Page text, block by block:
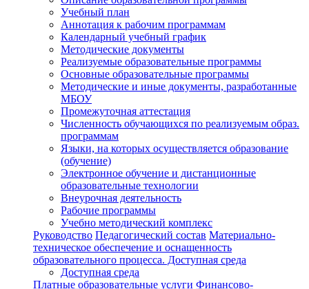
Учебный план
Аннотация к рабочим программам
Календарный учебный график
Методические документы
Реализуемые образовательные программы
Основные образовательные программы
Методические и иные документы, разработанные
МБОУ
Промежуточная аттестация
Численность обучающихся по реализуемым образ.
программам
Языки, на которых осуществляется образование
(обучение)
Электронное обучение и дистанционные
образовательные технологии
Внеурочная деятельность
Рабочие программы
Учебно методический комплекс
Руководство Педагогический состав Материально-
техническое обеспечение и оснащенность
образовательного процесса. Доступная среда
Доступная среда
Платные образовательные услуги Финансово-